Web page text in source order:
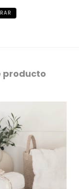
producto